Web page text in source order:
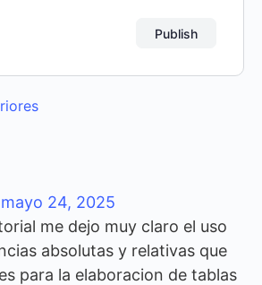
mayo 24, 2025
me dejo muy claro el uso
absolutas y relativas que
para la elaboracion de tablas